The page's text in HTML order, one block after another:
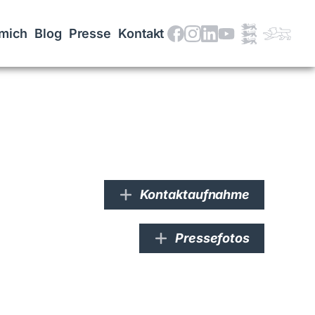
Blog Presse Kontakt
Kontaktaufnahme
Pressefotos